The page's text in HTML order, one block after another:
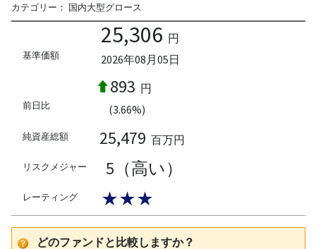
カテゴリー： 国内大型グロース
基準価額
25,306 円
2026年08月05日
前日比
893 円
(3.66%)
純資産総額 25,479 百万円
リスクメジャー 5（高い）
レーティング ★★★
どのファンドと比較しますか？